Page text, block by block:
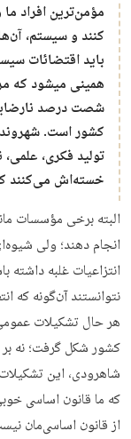
کنند و سیستم،
باید اقتضائات
همینی می­شود که
شصت درصد
کشور است. شهروند
تولید فکری، علمی،
خسته­‌اش می­‌کنند
البته برخی مؤسسات
انجام دهند؛ ولی
انتزاعیات غلبه
نتوانستند آن‌گونه که
هر حال تشکیلات
کشور شکل گرفت؛ نه
شاهرودی، این
که ما قانون اساسی
از قانون اساسی­‌مان